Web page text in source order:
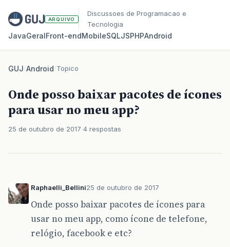
ARQUIVO
Discussoes de Programacao e
Tecnologia
JavaGeralFront‑endMobileSQLJSPHPAndroid
GUJ/Android/Topico
Onde posso baixar pacotes de ícones
para usar no meu app?
25 de outubro de 2017 4 respostas
Raphaelli_Bellini25 de outubro de 2017
Onde posso baixar pacotes de ícones para
usar no meu app, como ícone de telefone,
relógio, facebook e etc?